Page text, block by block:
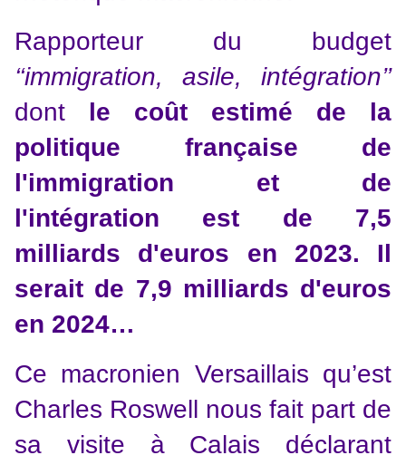
Rapporteur du budget
‘‘immigration, asile, intégration’’
dont le coût estimé de la
politique française de
l'immigration et de
l'intégration est de 7,5
milliards d'euros en 2023. Il
serait de 7,9 milliards d'euros
en 2024…
Ce macronien Versaillais qu’est
Charles Roswell nous fait part de
sa visite à Calais déclarant